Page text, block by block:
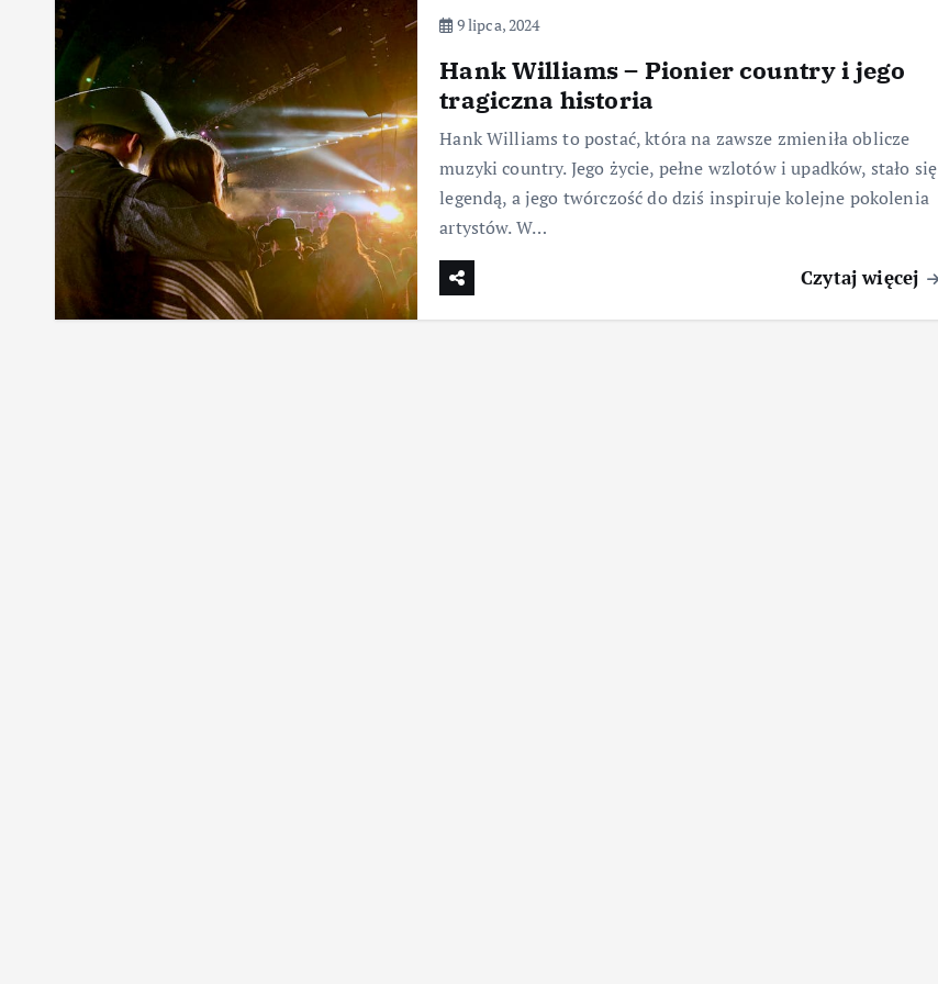
9 lipca, 2024
Hank Williams – Pionier country i jego
tragiczna historia
Hank Williams to postać, która na zawsze zmieniła oblicze
muzyki country. Jego życie, pełne wzlotów i upadków, stało się
legendą, a jego twórczość do dziś inspiruje kolejne pokolenia
artystów. W…
Czytaj więcej